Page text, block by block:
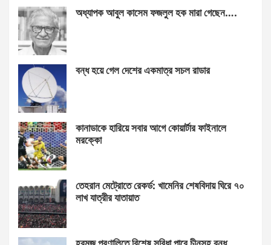
অধ্যাপক আবুল কাসেম ফজলুল হক মারা গেছেন….
বন্ধ হয়ে গেল দেশের একমাত্র সচল রাডার
কানাডাকে হারিয়ে সবার আগে কোয়ার্টার ফাইনালে
মরক্কো
তেহরান মেট্রোতে রেকর্ড: খামেনির শেষবিদায় ঘিরে ৭০
লাখ যাত্রীর যাতায়াত